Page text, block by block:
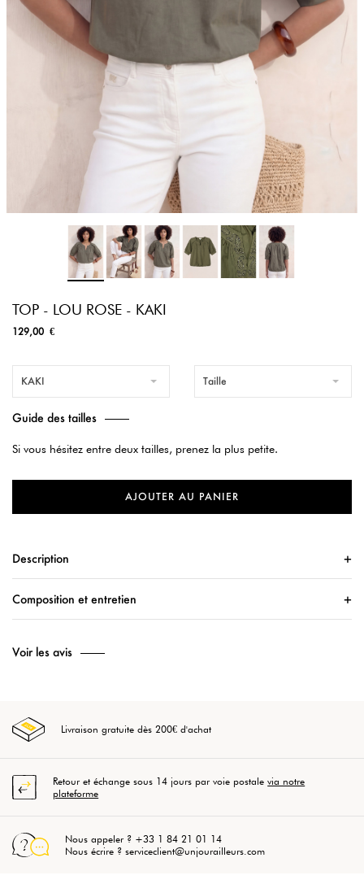
TOP - LOU ROSE - KAKI
129,00 €
KAKI Taille
Guide des tailles
Si vous hésitez entre deux tailles, prenez la plus petite.
AJOUTER AU PANIER
Description
Composition et entretien
Voir les avis
Livraison gratuite dès 200€ d'achat
Retour et échange sous 14 jours par voie postalevia notre
plateforme
Nous appeler ? +33 1 84 21 01 14
Nous écrire ? serviceclient@unjourailleurs.com